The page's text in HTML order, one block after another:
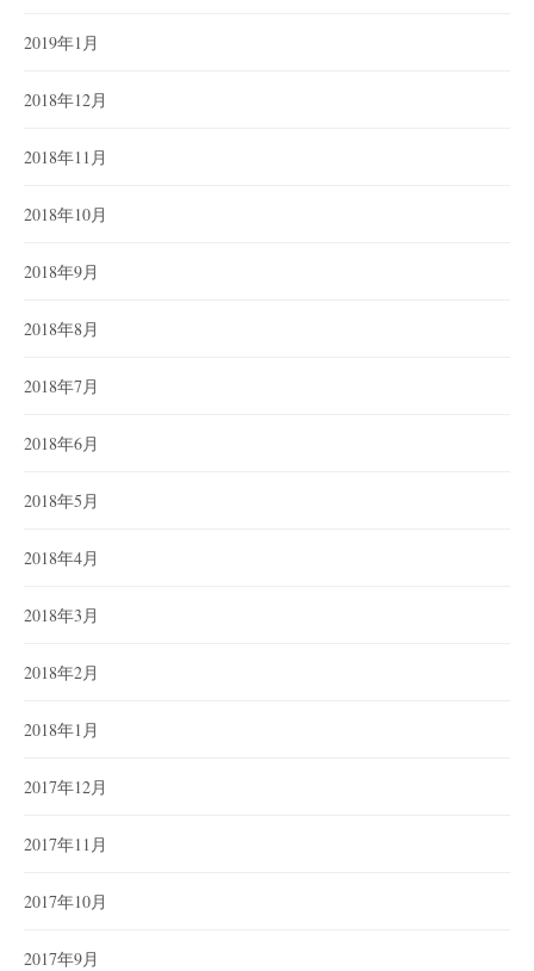
2019年1月
2018年12月
2018年11月
2018年10月
2018年9月
2018年8月
2018年7月
2018年6月
2018年5月
2018年4月
2018年3月
2018年2月
2018年1月
2017年12月
2017年11月
2017年10月
2017年9月